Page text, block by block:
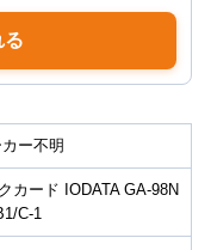
る
カー不明
カード IODATA GA-98N
C-1